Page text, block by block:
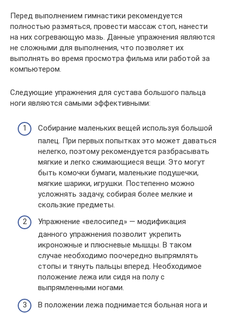
Перед выполнением гимнастики рекомендуется
полностью размяться, провести массаж стоп, нанести
на них согревающую мазь. Данные упражнения являются
не сложными для выполнения, что позволяет их
выполнять во время просмотра фильма или работой за
компьютером.
Следующие упражнения для сустава большого пальца
ноги являются самыми эффективными:
Собирание маленьких вещей используя большой
палец. При первых попытках это может даваться
нелегко, поэтому рекомендуется разбрасывать
мягкие и легко сжимающиеся вещи. Это могут
быть комочки бумаги, маленькие подушечки,
мягкие шарики, игрушки. Постепенно можно
усложнять задачу, собирая более мелкие и
скользкие предметы.
Упражнение «велосипед» — модификация
данного упражнения позволит укрепить
икроножные и плюсневые мышцы. В таком
случае необходимо поочередно выпрямлять
стопы и тянуть пальцы вперед. Необходимое
положение лежа или сидя на полу с
выпрямленными ногами.
В положении лежа поднимается больная нога и